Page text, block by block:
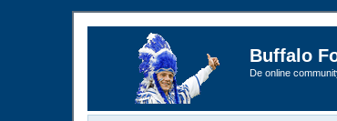
Buffalo
De online